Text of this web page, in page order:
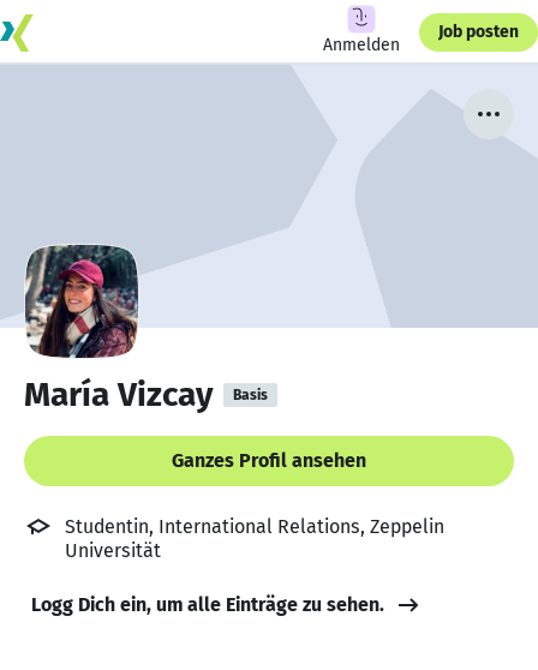
Anmelden
Job posten
María Vizcay Basis
Ganzes Profil ansehen
Studentin, International Relations, Zeppelin
Universität
Logg Dich ein, um alle Einträge zu sehen.